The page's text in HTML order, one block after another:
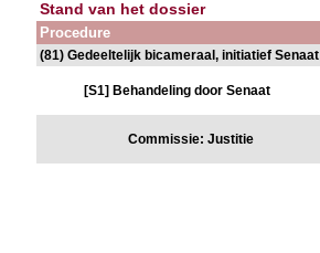
Stand van het dossier
Procedure
(81) Gedeeltelijk bicameraal, initiatief Senaat
[S1] Behandeling door Senaat
Commissie: Justitie